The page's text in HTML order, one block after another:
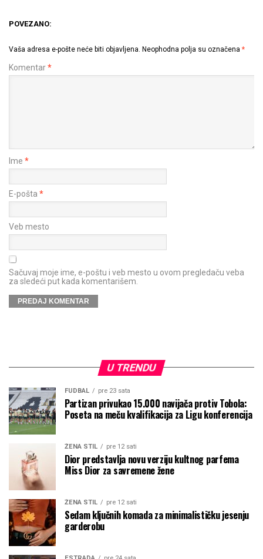
POVEZANO:
Vaša adresa e-pošte neće biti objavljena. Neophodna polja su označena *
Komentar*
Ime *
E-pošta *
Veb mesto
Sačuvaj moje ime, e-poštu i veb mesto u ovom pregledaču veba
za sledeći put kada komentarišem.
U TRENDU
FUDBAL pre 23 sata
Partizan privukao 15.000 navijača protiv Tobola:
Poseta na meču kvalifikacija za Ligu konferencija
ŽENA STIL pre 12 sati
Dior predstavlja novu verziju kultnog parfema
Miss Dior za savremene žene
ŽENA STIL pre 12 sati
Sedam ključnih komada za minimalističku jesenju
garderobu